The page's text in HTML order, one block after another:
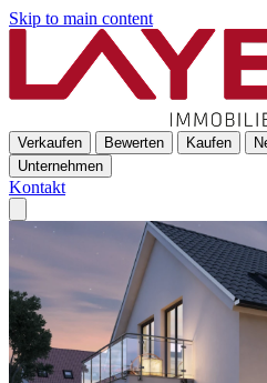
Skip to main content
Verkaufen Bewerten Kaufen
Unternehmen
Kontakt